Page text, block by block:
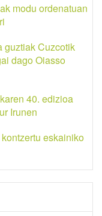
modu ordenatuan
guztiak Cuzcotik
dago Oiasso
40. edizioa
Irunen
eskainiko